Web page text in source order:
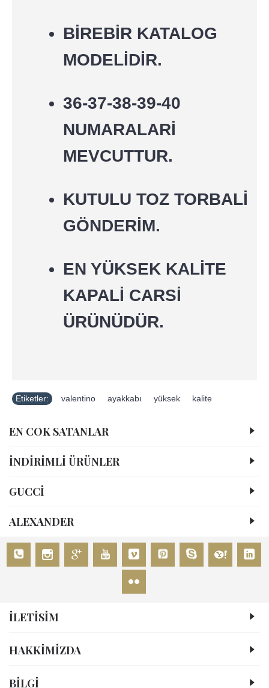
BİREBİR KATALOG
MODELİDİR.
36-37-38-39-40
NUMARALARİ
MEVCUTTUR.
KUTULU TOZ TORBALİ
GÖNDERİM.
EN YÜKSEK KALİTE
KAPALİ CARSİ
ÜRÜNÜDÜR.
Etiketler: valentino ayakkabı yüksek kalite
EN COK SATANLAR
İNDİRİMLİ ÜRÜNLER
GUCCİ
ALEXANDER
İLETİSİM
HAKKIMIZDA
BİLGİ